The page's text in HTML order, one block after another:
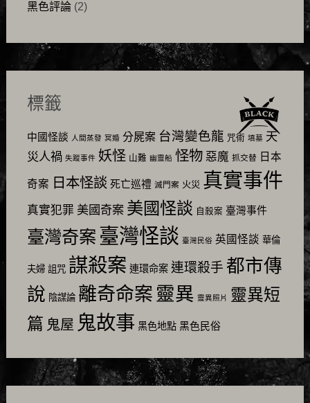
黑色評論(2)
標籤
中國怪談 人間蒸發 冥婚 分屍案 台灣變色龍 咒術 墳墓 天
災人禍 失蹤事件 妖怪 山難 幽靈船 怪物 惡魔 抓交替 日本
奇案 日本怪談 死亡巡禮 滅門案 火災 真實事件
真實犯罪 美國奇案 美國怪談 自殺案 臺灣事件
臺灣奇案 臺灣怪談 臺灣民俗 英國怪談 華倫
夫婦 詛咒 謀殺案 連環命案 連環殺手 都市傳
說 陰謀論 離奇命案 靈異 靈異照片 靈異短
篇 鬼屋 鬼故事 黑色地點 黑色民俗